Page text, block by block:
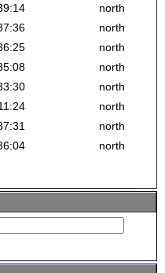
north
north
north
north
north
north
north
north